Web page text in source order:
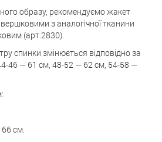
образу, рекомендуємо жакет
з аналогічної тканини
(арт.2830).
спинки змінюється відповідно за
46 — 61 см, 48-52 — 62 см, 54-58 —
см.